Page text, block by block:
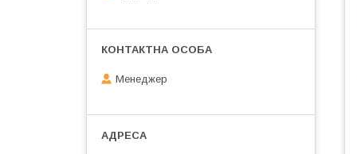
Менеджер